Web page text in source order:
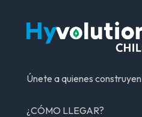
Únete a quienes
¿CÓMO LLEGAR?